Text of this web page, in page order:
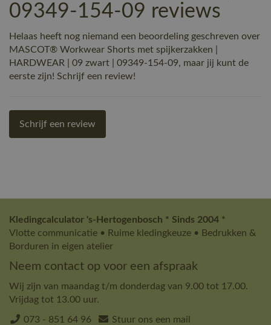
09349-154-09 reviews
Helaas heeft nog niemand een beoordeling geschreven over
MASCOT® Workwear Shorts met spijkerzakken |
HARDWEAR | 09 zwart | 09349-154-09, maar jij kunt de
eerste zijn! Schrijf een review!
Schrijf een review
Kledingcalculator 's-Hertogenbosch * Sinds 2004 *
Vlotte communicatie • Ruime kledingkeuze • Bedrukken &
Borduren in eigen atelier
Neem contact op voor een afspraak
Wij zijn van maandag t/m donderdag van 9.00 tot 17.00.
Vrijdag tot 13.00 uur.
073 - 851 64 96 Stuur ons een mail